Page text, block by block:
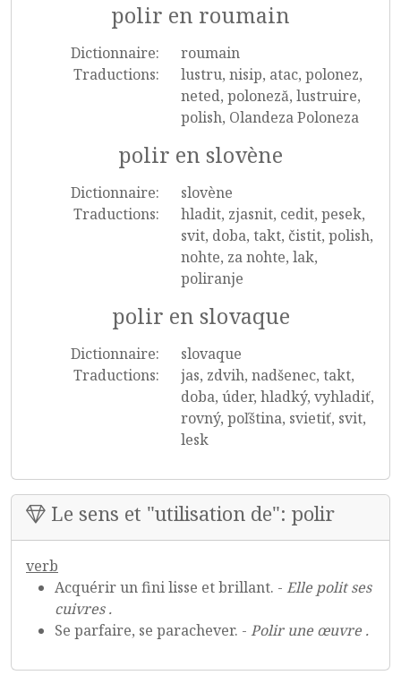
polir en roumain
Dictionnaire:
roumain
Traductions:
lustru, nisip, atac, polonez,
neted, poloneză, lustruire,
polish, Olandeza Poloneza
polir en slovène
Dictionnaire:
slovène
Traductions:
hladit, zjasnit, cedit, pesek,
svit, doba, takt, čistit, polish,
nohte, za nohte, lak,
poliranje
polir en slovaque
Dictionnaire:
slovaque
Traductions:
jas, zdvih, nadšenec, takt,
doba, úder, hladký, vyhladiť,
rovný, poľština, svietiť, svit,
lesk
Le sens et "utilisation de": polir
verb
Acquérir un fini lisse et brillant. - Elle polit ses
cuivres .
Se parfaire, se parachever. - Polir une œuvre .